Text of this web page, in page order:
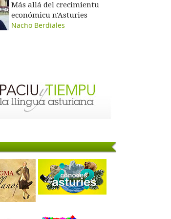
Más allá del crecimientu
económicu n'Asturies
Nacho Berdiales